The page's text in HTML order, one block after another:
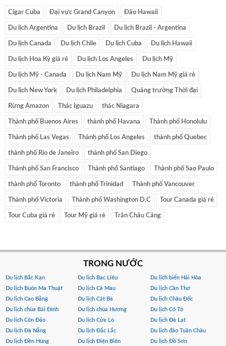
Cigar Cuba Đại vực Grand Canyon Đảo Hawaii
Du lịch Argentina Du lịch Brazil Du lịch Brazil - Argentina
Du lịch Canada Du lịch Chile Du lịch Cuba Du lịch Hawaii
Du lịch Hoa Kỳ giá rẻ Du lịch Los Angeles Du lịch Mỹ
Du lịch Mỹ - Canada Du lịch Nam Mỹ Du lịch Nam Mỹ giá rẻ
Du lịch New York Du lịch Philadelphia Quảng trường Thời đại
Rừng Amazon Thác Iguazu thác Niagara
Thành phố Buenos Aires thành phố Havana Thành phố Honolulu
Thành phố Las Vegas Thành phố Los Angeles thành phố Quebec
thành phố Rio de Janeiro thành phố San Diego
Thành phố San Francisco Thành phố Santiago Thành phố Sao Paulo
thành phố Toronto thành phố Trinidad Thành phố Vancouver
Thành phố Victoria Thành phố Washington D.C Tour Canada giá rẻ
Tour Cuba giá rẻ Tour Mỹ giá rẻ Trân Châu Cảng
TRONG NƯỚC
Du lịch Bắc Kạn Du lịch Bạc Liêu
Du lịch biển Hải Hòa
Du lịch Buôn Ma Thuật
Du lịch Cà Mau
Du lịch Cần Thơ
Du lịch Cao Bằng
Du lịch Cát Bà
Du lịch Châu Đốc
Du lịch chùa Bái Đính
Du lịch chùa Hương
Du lịch Cô Tô
Du lịch Côn Đảo
Du lịch Cửa Lò
Du lịch Đà Lạt
Du lịch Đà Nẵng
Du lịch Đắc Lắc
Du lịch đảo Tuần Châu
Du lịch Đền Hùng
Du lịch Điện Biên
Du lịch Đồ Sơn